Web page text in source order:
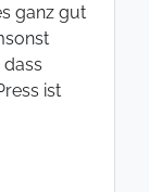
ganz gut
dass
ist